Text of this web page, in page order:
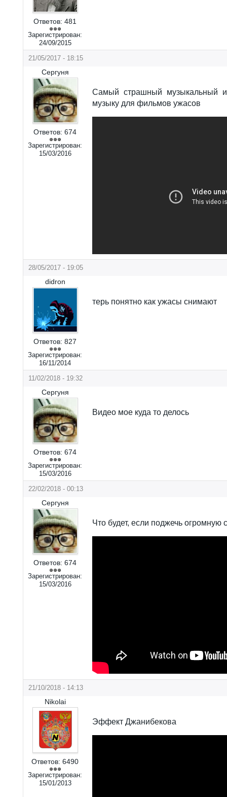
Ответов: 481
Зарегистрирован:
24/09/2015
21/05/2017 - 18:15
Сергуня
Ответов: 674
Зарегистрирован:
15/03/2016
Самый страшный музыкальный
музыку для фильмов ужасов
28/05/2017 - 19:05
didron
Ответов: 827
Зарегистрирован:
16/11/2014
терь понятно как ужасы снимают
11/02/2018 - 19:32
Сергуня
Ответов: 674
Зарегистрирован:
15/03/2016
Видео мое куда то делось
22/02/2018 - 00:13
Сергуня
Ответов: 674
Зарегистрирован:
15/03/2016
Что будет, если поджечь огромную
21/10/2018 - 14:13
Nikolai
Ответов: 6490
Зарегистрирован:
15/01/2013
Эффект Джанибекова